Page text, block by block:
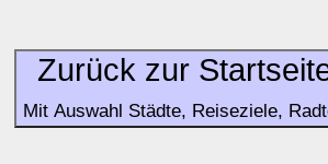
Mit Auswahl Städte, Reiseziele,